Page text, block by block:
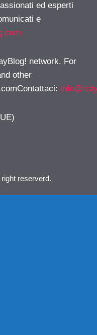
ed esperti
e
network. For
other
:
reserverd.